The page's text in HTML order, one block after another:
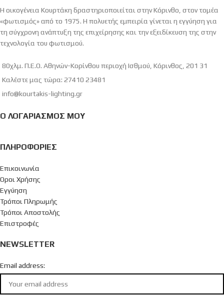
Η οικογένεια Κουρτάκη δραστηριοποιείται στην Κόρινθο, στον τομέα
«φωτισμός» από το 1975. Η πολυετής εμπειρία γίνεται η εγγύηση για
τη σύγχρονη ανάπτυξη της επιχείρησης και την εξειδίκευση της στην
τεχνολογία του φωτισμού.
80χλμ. Π.Ε.Ο. Αθηνών-Κορίνθου περιοχή Ισθμού, Κόρινθος, 201 31
Καλέστε μας τώρα: 27410 23481
info@kourtakis-lighting.gr
Ο ΛΟΓΑΡΙΑΣΜΌΣ ΜΟΥ
ΠΛΗΡΟΦΟΡΊΕΣ
Επικοινωνία
Όροι Χρήσης
Εγγύηση
Τρόποι Πληρωμής
Τρόποι Αποστολής
Επιστροφές
NEWSLETTER
Email address: